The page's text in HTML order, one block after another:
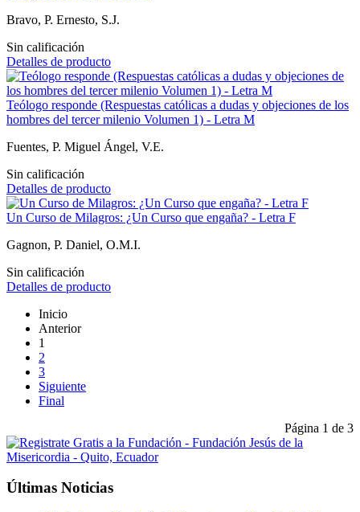
Bravo, P. Ernesto, S.J.
Sin calificación
Detalles de producto
Teólogo responde (Respuestas católicas a dudas y objeciones de los
hombres del tercer milenio Volumen 1) - Letra M
Fuentes, P. Miguel Ángel, V.E.
Sin calificación
Detalles de producto
Un Curso de Milagros: ¿Un Curso que engaña? - Letra F
Gagnon, P. Daniel, O.M.I.
Sin calificación
Detalles de producto
Inicio
Anterior
1
2
3
Siguiente
Final
Página 1 de 3
Últimas Noticias